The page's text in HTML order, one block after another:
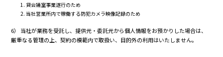
貸会議室事業遂行のため
当社営業所内で稼働する防犯カメラ映像記録のため
6） 当社が業務を受託し、提供元・委託元から個人情報をお預かりした場合は、
厳重なる管理の上、契約の模範内で取扱い、目的外の利用はいたしません。